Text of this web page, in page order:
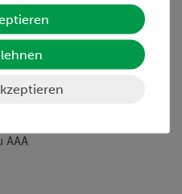
100 Ohm
AAA